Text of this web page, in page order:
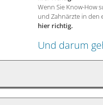
Wenn Sie Know-How
und Zahnärzte in den
hier richtig.
Und darum